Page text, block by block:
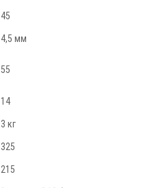
45
4,5 мм
55
14
3 кг
325
215